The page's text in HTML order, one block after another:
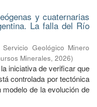
y cuaternarias
La falla del Río
Servicio Geológico Minero
Minerales, 2026)
iniciativa de verificar que
controlada por tectónica
de la evolución de